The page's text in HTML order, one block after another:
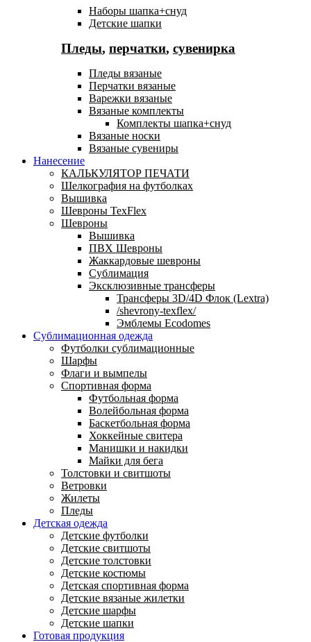
Наборы шапка+снуд
Детские шапки
Пледы, перчатки, сувенирка
Пледы вязаные
Перчатки вязаные
Варежки вязаные
Вязаные комплекты
Комплекты шапка+снуд
Вязаные носки
Вязаные сувениры
Нанесение
КАЛЬКУЛЯТОР ПЕЧАТИ
Шелкография на футболках
Вышивка
Шевроны TexFlex
Шевроны
Вышивка
ПВХ Шевроны
Жаккардовые шевроны
Сублимация
Эксклюзивные трансферы
Трансферы 3D/4D Флок (Lextra)
/shevrony-texflex/
Эмблемы Ecodomes
Сублимационная одежда
Футболки сублимационные
Шарфы
Флаги и вымпелы
Спортивная форма
Футбольная форма
Волейбольная форма
Баскетбольная форма
Хоккейные свитера
Манишки и накидки
Майки для бега
Толстовки и свитшоты
Ветровки
Жилеты
Пледы
Детская одежда
Детские футболки
Детские свитшоты
Детские толстовки
Детские костюмы
Детская спортивная форма
Детские вязаные жилетки
Детские шарфы
Детские шапки
Готовая продукция